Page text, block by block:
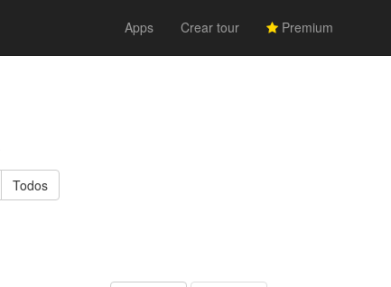
Apps Crear tour Premium
Todos